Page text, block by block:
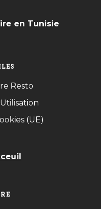
en Tunisie
Resto
(UE)